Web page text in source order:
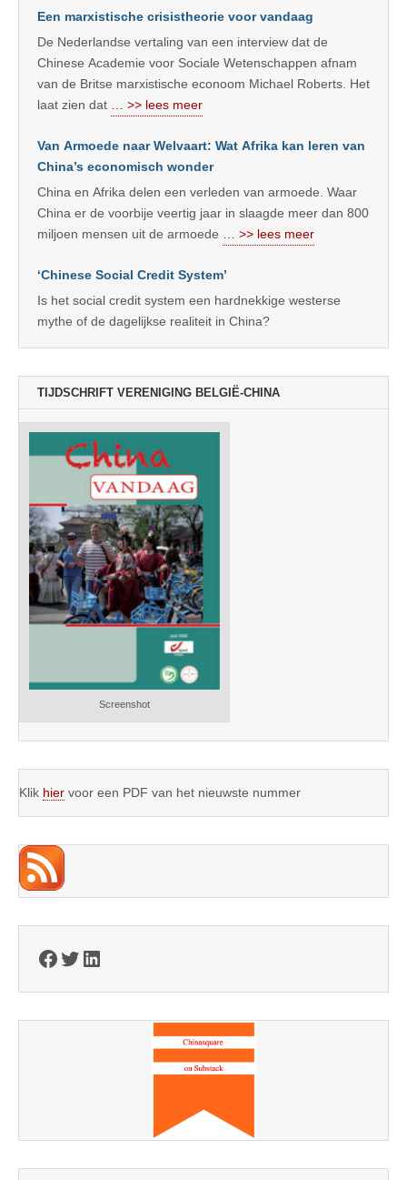
Een marxistische crisistheorie voor vandaag
De Nederlandse vertaling van een interview dat de
Chinese Academie voor Sociale Wetenschappen afnam
van de Britse marxistische econoom Michael Roberts. Het
laat zien dat … >> lees meer
Van Armoede naar Welvaart: Wat Afrika kan leren van
China’s economisch wonder
China en Afrika delen een verleden van armoede. Waar
China er de voorbije veertig jaar in slaagde meer dan 800
miljoen mensen uit de armoede … >> lees meer
‘Chinese Social Credit System’
Is het social credit system een hardnekkige westerse
mythe of de dagelijkse realiteit in China?
TIJDSCHRIFT VERENIGING BELGIË-CHINA
Screenshot
Klik hier voor een PDF van het nieuwste nummer
Facebook
Twitter
LinkedIn